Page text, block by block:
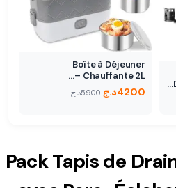
Boîte à Déjeuner
Chauffante 2L –…
4200د.ج 5900د.ج
Pack Tapis de